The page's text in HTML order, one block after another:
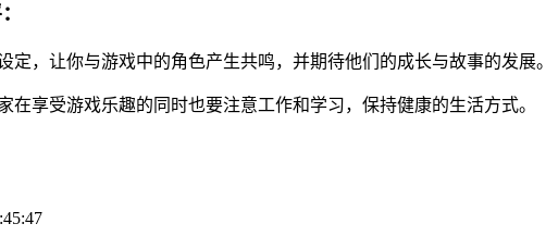
定，让你与游戏中的角色产生共鸣，并期待他们的成长与故事的发展。
在享受游戏乐趣的同时也要注意工作和学习，保持健康的生活方式。